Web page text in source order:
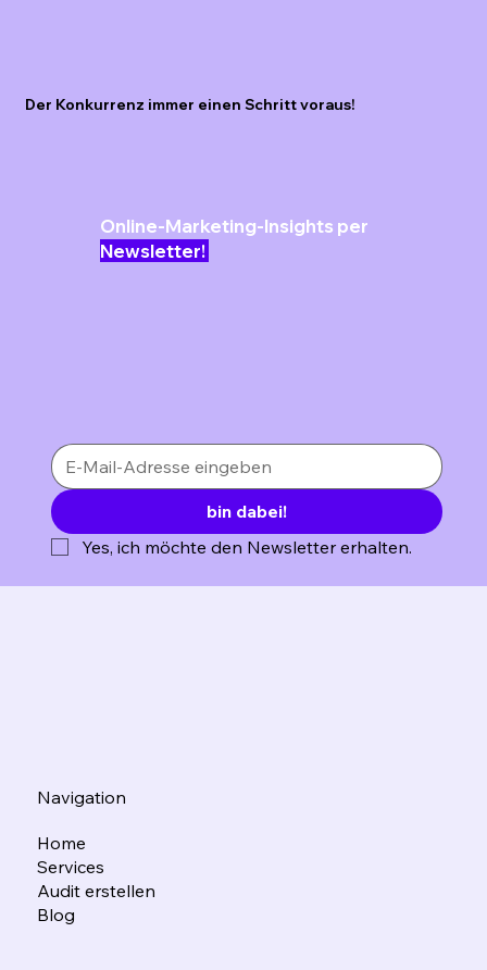
Der Konkurrenz immer einen Schritt voraus!
bin dabei!
Yes, ich möchte den Newsletter erhalten.
Online-Marketing-Insights per
Newsletter!
Navigation
Home
Services
Audit erstellen
Blog